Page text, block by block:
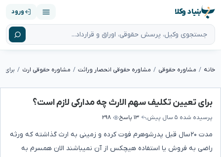
بنیاد وکلا ورود
خانه مشاوره حقوقی مشاوره حقوقی انحصار وراثت مشاوره حقوقی ارث برای
برای تعیین تکلیف سهم الارث چه مدارکی لازم است؟
پرسیده شده ۵ سال پیش ۱۳ پاسخ ۲۹۸
مدت ۲۰سال قبل پدرشوهرم فوت کرده و زمینی به ارث گذاشته که ورثه
راضی به فروش یا استفاده هیچکس از آن نمیباشند الان همسرم به